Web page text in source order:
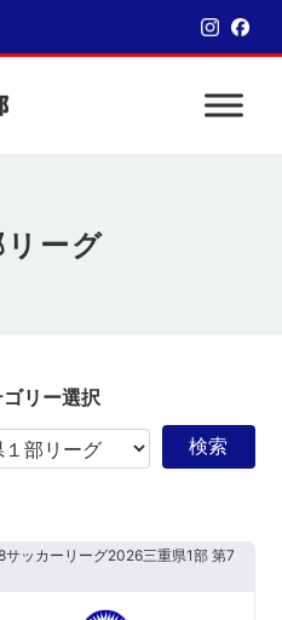
リーグ
リー選択
ッカーリーグ2026三重県1部 第7